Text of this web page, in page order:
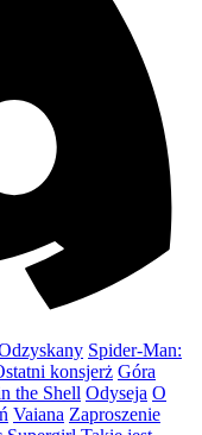
Spider-Man:
konsjerż Góra
the Shell Odyseja O
Vaiana Zaproszenie